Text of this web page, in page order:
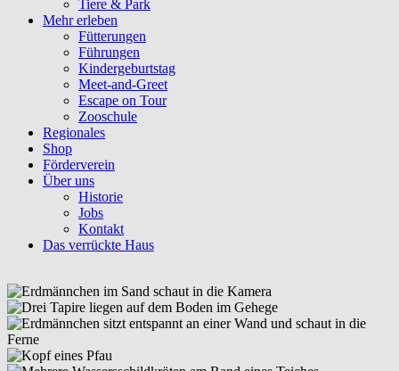
Tiere & Park
Mehr erleben
Fütterungen
Führungen
Kindergeburtstag
Meet-and-Greet
Escape on Tour
Zooschule
Regionales
Shop
Förderverein
Über uns
Historie
Jobs
Kontakt
Das verrückte Haus